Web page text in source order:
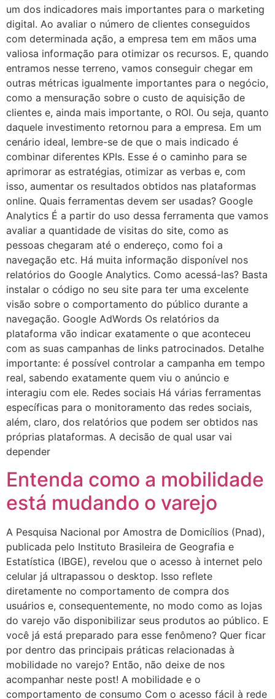
um dos indicadores mais importantes para o marketing
digital. Ao avaliar o número de clientes conseguidos
com determinada ação, a empresa tem em mãos uma
valiosa informação para otimizar os recursos. E, quando
entramos nesse terreno, vamos conseguir chegar em
outras métricas igualmente importantes para o negócio,
como a mensuração sobre o custo de aquisição de
clientes e, ainda mais importante, o ROI. Ou seja, quanto
daquele investimento retornou para a empresa. Em um
cenário ideal, lembre-se de que o mais indicado é
combinar diferentes KPIs. Esse é o caminho para se
aprimorar as estratégias, otimizar as verbas e, com
isso, aumentar os resultados obtidos nas plataformas
online. Quais ferramentas devem ser usadas? Google
Analytics É a partir do uso dessa ferramenta que vamos
avaliar a quantidade de visitas do site, como as
pessoas chegaram até o endereço, como foi a
navegação etc. Há muita informação disponível nos
relatórios do Google Analytics. Como acessá-las? Basta
instalar o código no seu site para ter uma excelente
visão sobre o comportamento do público durante a
navegação. Google AdWords Os relatórios da
plataforma vão indicar exatamente o que aconteceu
com as suas campanhas de links patrocinados. Detalhe
importante: é possível controlar a campanha em tempo
real, sabendo exatamente quem viu o anúncio e
interagiu com ele. Redes sociais Há várias ferramentas
específicas para o monitoramento das redes sociais,
além, claro, dos relatórios que podem ser obtidos nas
próprias plataformas. A decisão de qual usar vai
depender
Entenda como a mobilidade
está mudando o varejo
A Pesquisa Nacional por Amostra de Domicílios (Pnad),
publicada pelo Instituto Brasileira de Geografia e
Estatística (IBGE), revelou que o acesso à internet pelo
celular já ultrapassou o desktop. Isso reflete
diretamente no comportamento de compra dos
usuários e, consequentemente, no modo como as lojas
do varejo vão disponibilizar seus produtos ao público. E
você já está preparado para esse fenômeno? Quer ficar
por dentro das principais práticas relacionadas à
mobilidade no varejo? Então, não deixe de nos
acompanhar neste post! A mobilidade e o
comportamento de consumo Com o acesso fácil à rede